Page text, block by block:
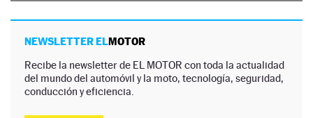
NEWSLETTER ELMOTOR
Recibe la newsletter de EL MOTOR con toda la actualidad
del mundo del automóvil y la moto, tecnología, seguridad,
conducción y eficiencia.